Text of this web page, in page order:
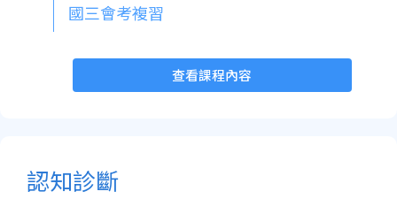
國三會考複習
查看課程內容
認知診斷